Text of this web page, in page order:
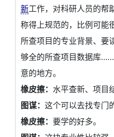
新工作，对科研人员的帮
称得上规范的，比例可能
所查项目的专业背景、要
够全的所查项目数据库
意的地方。
橡皮擦： 水平查新、项目
图谋： 这个可以去找专门
橡皮擦： 要学的好多。